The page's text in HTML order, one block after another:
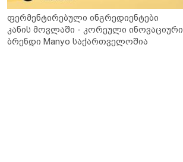
ფერმენტირებული ინგრედიენტები
კანის მოვლაში - კორეული ინოვაციური
ბრენდი Manyo საქართველოშია